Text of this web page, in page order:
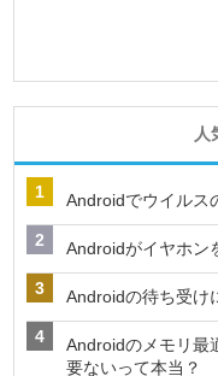
人
Androidでウイルス
Androidがイヤホン
Androidの待ち受け
Androidのメモリ最
要ないって本当？